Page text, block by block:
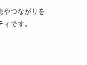
やつながりを
です。